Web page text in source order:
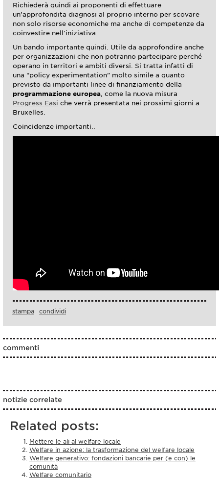
Richiederà quindi ai proponenti di effettuare
un’approfondita diagnosi al proprio interno per scovare
non solo risorse economiche ma anche di competenze da
coinvestire nell’iniziativa.
Un bando importante quindi. Utile da approfondire anche
per organizzazioni che non potranno partecipare perché
operano in territori e ambiti diversi. Si tratta infatti di
una “policy experimentation” molto simile a quanto
previsto da importanti linee di finanziamento della
programmazione europea , come la nuova misura
Progress Easi che verrà presentata nei prossimi giorni a
Bruxelles.
Coincidenze importanti..
stampa condividi
commenti
notizie correlate
Related posts:
Mettere le ali al welfare locale
Welfare in azione: la trasformazione del welfare locale
Welfare generativo: fondazioni bancarie per (e con) le
comunità
Welfare comunitario